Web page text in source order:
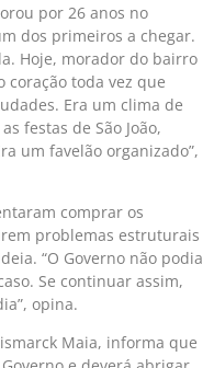
por 26 anos no
dos primeiros a chegar.
Hoje, morador do bairro
toda vez que
Era um clima de
festas de São João,
um favelão organizado”,
comprar os
problemas estruturais
“O Governo não podia
Se continuar assim,
opina.
Maia, informa que